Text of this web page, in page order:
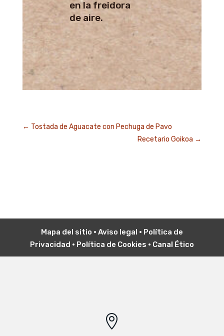
en la freidora
de aire.
← Tostada de Aguacate con Pechuga de Pavo
Recetario Goikoa →
Mapa del sitio • Aviso legal • Política de
Privacidad • Política de Cookies • Canal Ético
